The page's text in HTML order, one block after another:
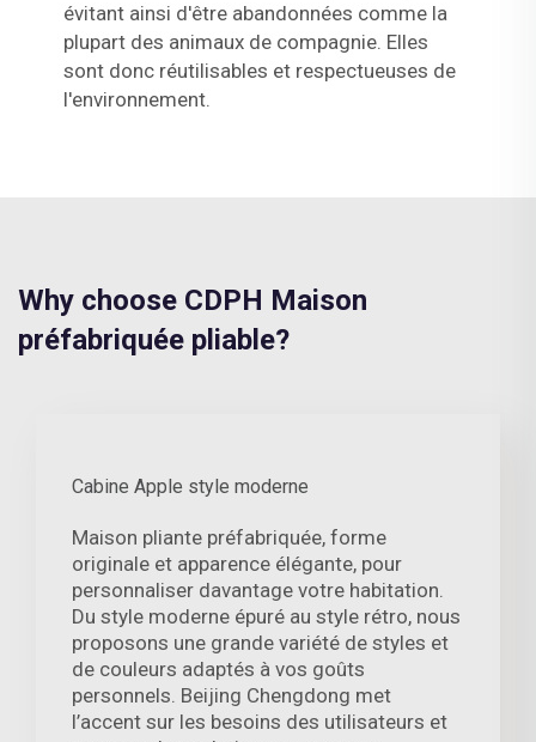
évitant ainsi d'être abandonnées comme la
plupart des animaux de compagnie. Elles
sont donc réutilisables et respectueuses de
l'environnement.
Why choose CDPH Maison
préfabriquée pliable?
Cabine Apple style moderne
Maison pliante préfabriquée, forme
originale et apparence élégante, pour
personnaliser davantage votre habitation.
Du style moderne épuré au style rétro, nous
proposons une grande variété de styles et
de couleurs adaptés à vos goûts
personnels. Beijing Chengdong met
l’accent sur les besoins des utilisateurs et